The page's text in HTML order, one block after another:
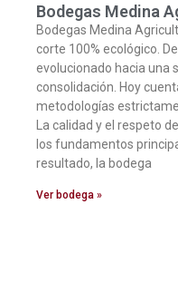
Bodegas Medina
Bodegas Medina
corte 100% ecológico.
evolucionado hacia una
consolidación. Hoy
metodologías
La calidad y el respeto
los fundamentos
resultado, la bodega
Ver bodega »